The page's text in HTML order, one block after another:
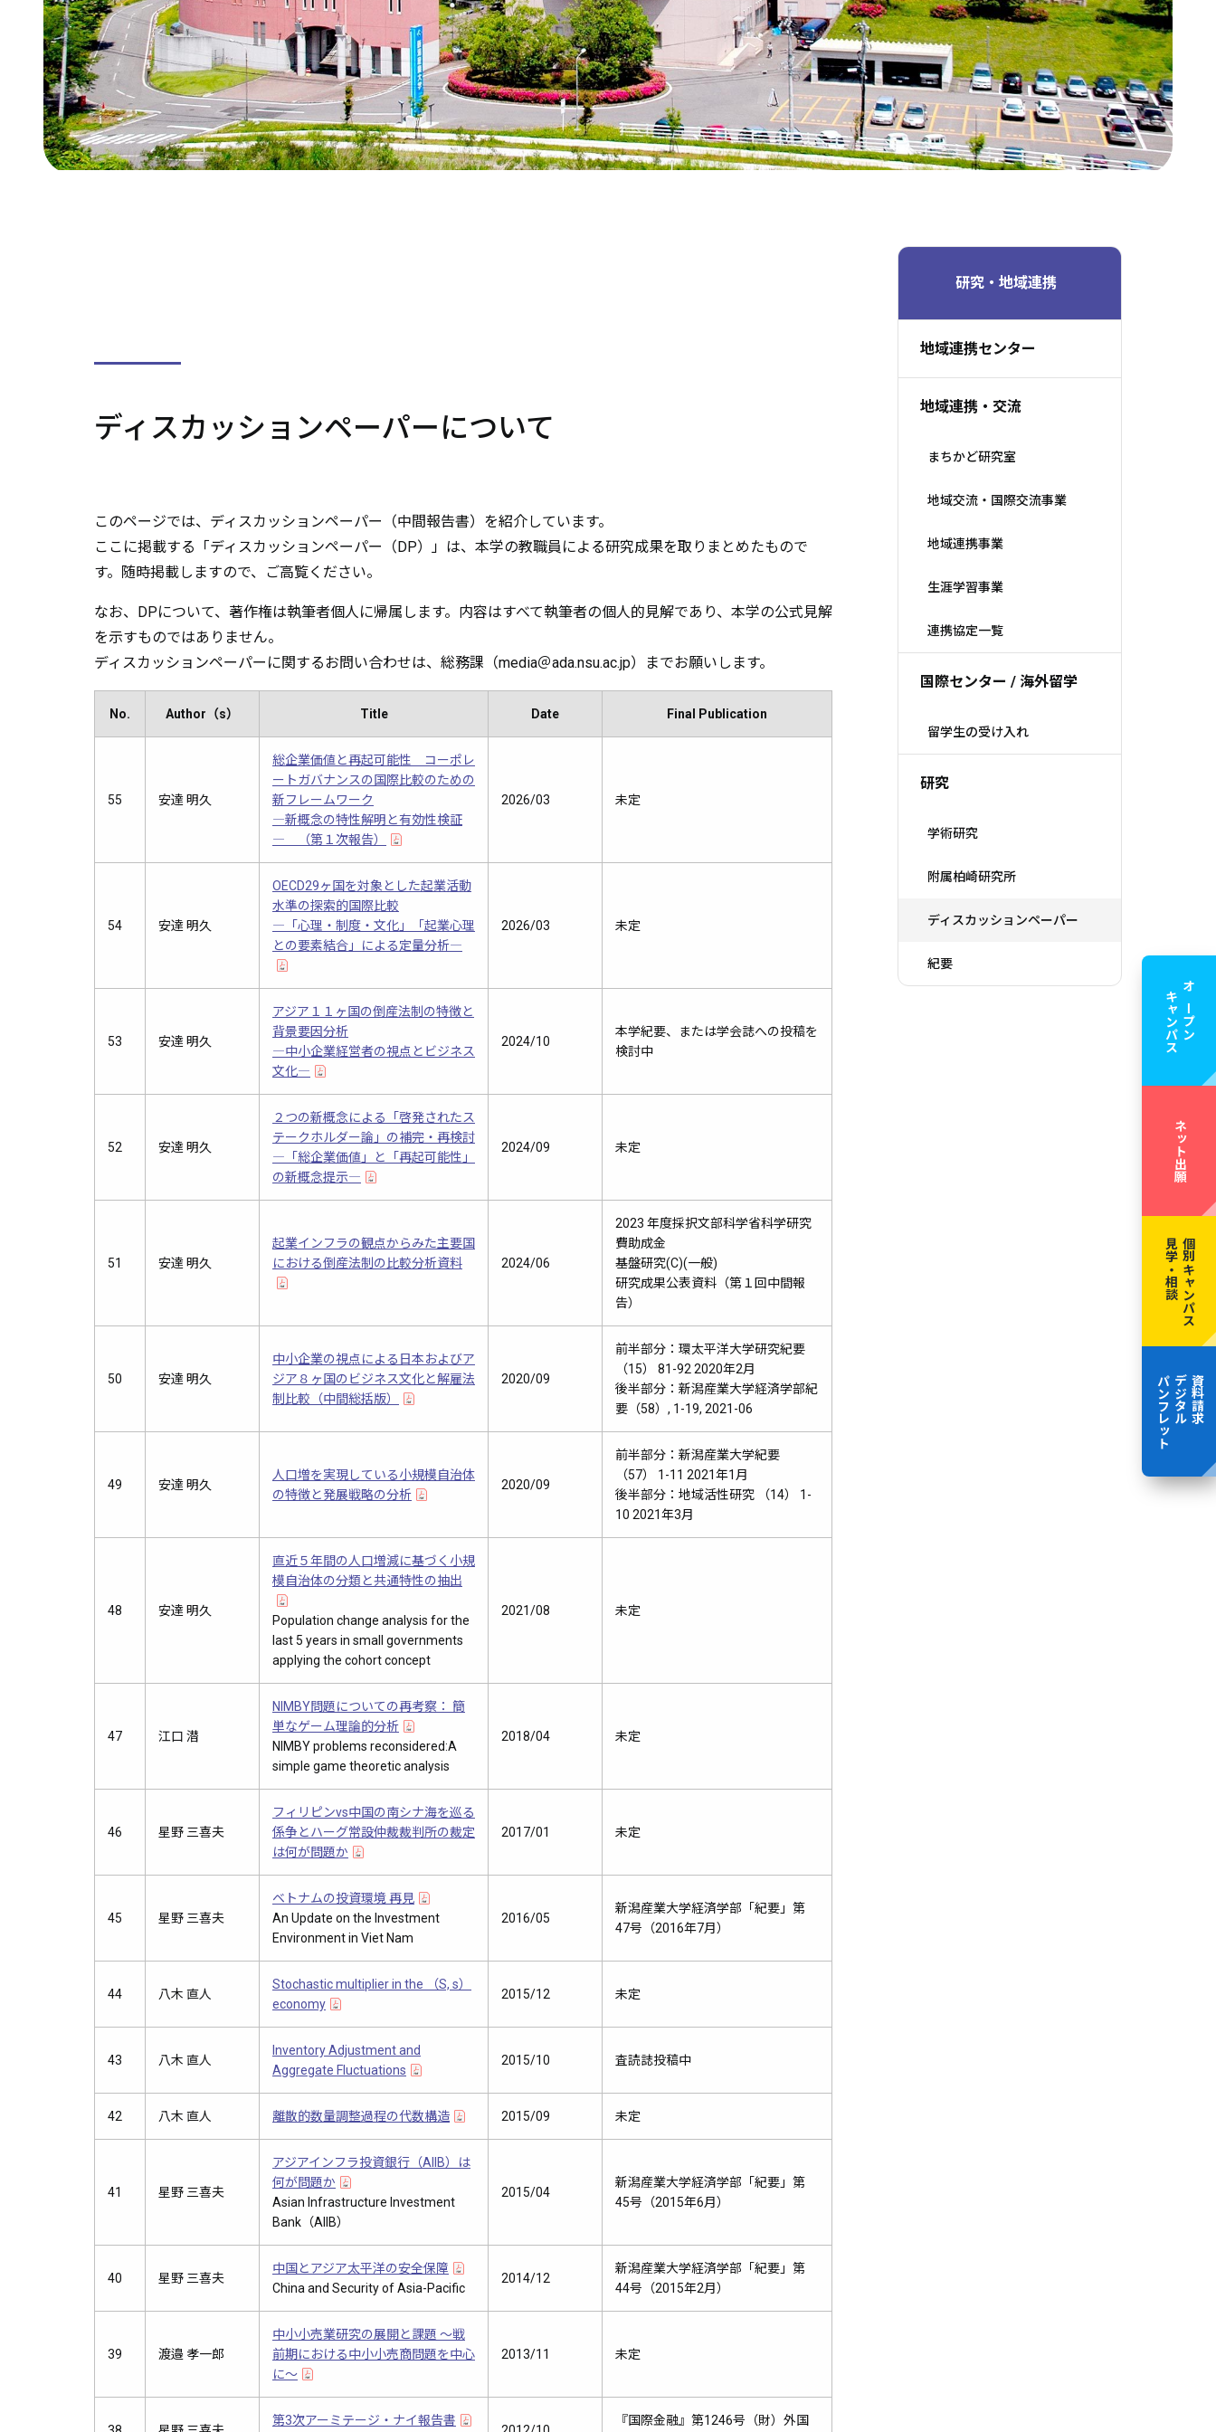
オープン
キャンパス
ネット出願
個別キャンパス
見学・相談
資料請求
デジタル
パンフレット
ディスカッションペーパーについて
このページでは、ディスカッションペーパー（中間報告書）を紹介しています。
ここに掲載する「ディスカッションペーパー（DP）」は、本学の教職員による研究成果を取りまとめたもので
す。随時掲載しますので、ご高覧ください。
なお、DPについて、著作権は執筆者個人に帰属します。内容はすべて執筆者の個人的見解であり、本学の公式見解
を示すものではありません。
ディスカッションペーパーに関するお問い合わせは、総務課（media＠ada.nsu.ac.jp）までお願いします。
No. Author（s） Title Date Final Publication
55 安達 明久
総企業価値と再起可能性 コーポレ
ートガバナンスの国際比較のための
新フレームワーク
―新概念の特性解明と有効性検証
― （第１次報告）
2026/03 未定
54 安達 明久
OECD29ヶ国を対象とした起業活動
水準の探索的国際比較
―「心理・制度・文化」「起業心理
との要素結合」による定量分析―
2026/03 未定
53 安達 明久
アジア１１ヶ国の倒産法制の特徴と
背景要因分析
―中小企業経営者の視点とビジネス
文化―
2024/10
本学紀要、または学会誌への投稿を
検討中
52 安達 明久
２つの新概念による「啓発されたス
テークホルダー論」の補完・再検討
―「総企業価値」と「再起可能性」
の新概念提示―
2024/09 未定
51 安達 明久
起業インフラの観点からみた主要国
における倒産法制の比較分析資料
2024/06
2023 年度採択文部科学省科学研究
費助成金
基盤研究(C)(一般)
研究成果公表資料（第１回中間報
告）
50 安達 明久
中小企業の視点による日本およびア
ジア８ヶ国のビジネス文化と解雇法
制比較（中間総括版）
2020/09
前半部分：環太平洋大学研究紀要
（15） 81-92 2020年2月
後半部分：新潟産業大学経済学部紀
要（58）, 1-19, 2021-06
49 安達 明久
人口増を実現している小規模自治体
の特徴と発展戦略の分析
2020/09
前半部分：新潟産業大学紀要
（57） 1-11 2021年1月
後半部分：地域活性研究 （14） 1-
10 2021年3月
48 安達 明久
直近５年間の人口増減に基づく小規
模自治体の分類と共通特性の抽出
Population change analysis for the
last 5 years in small governments
applying the cohort concept
2021/08 未定
47 江口 潜
NIMBY問題についての再考察： 簡
単なゲーム理論的分析
NIMBY problems reconsidered:A
simple game theoretic analysis
2018/04 未定
46 星野 三喜夫
フィリピンvs中国の南シナ海を巡る
係争とハーグ常設仲裁裁判所の裁定
は何が問題か
2017/01 未定
45 星野 三喜夫
ベトナムの投資環境 再見
An Update on the Investment
Environment in Viet Nam
2016/05
新潟産業大学経済学部「紀要」第
47号（2016年7月）
44 八木 直人
Stochastic multiplier in the （S, s）
economy
2015/12 未定
43 八木 直人
Inventory Adjustment and
Aggregate Fluctuations
2015/10 査読誌投稿中
42 八木 直人 離散的数量調整過程の代数構造 2015/09 未定
41 星野 三喜夫
アジアインフラ投資銀行（AIIB）は
何が問題か
Asian Infrastructure Investment
Bank（AIIB）
2015/04
新潟産業大学経済学部「紀要」第
45号（2015年6月）
40 星野 三喜夫
中国とアジア太平洋の安全保障
China and Security of Asia-Pacific
2014/12
新潟産業大学経済学部「紀要」第
44号（2015年2月）
39 渡邉 孝一郎
中小小売業研究の展開と課題 ～戦
前期における中小小売商問題を中心
に～
2013/11 未定
第3次アーミテージ・ナイ報告書 『国際金融』第1246号（財）外国
研究・地域連携
地域連携センター
地域連携・交流
まちかど研究室
地域交流・国際交流事業
地域連携事業
生涯学習事業
連携協定一覧
国際センター / 海外留学
留学生の受け入れ
研究
学術研究
附属柏崎研究所
ディスカッションペーパー
紀要